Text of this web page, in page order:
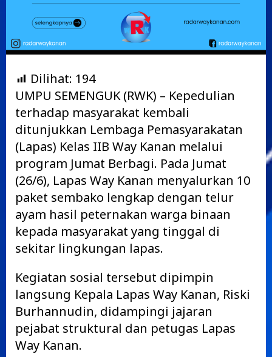
Dilihat: 194
UMPU SEMENGUK (RWK) – Kepedulian
terhadap masyarakat kembali
ditunjukkan Lembaga Pemasyarakatan
(Lapas) Kelas IIB Way Kanan melalui
program Jumat Berbagi. Pada Jumat
(26/6), Lapas Way Kanan menyalurkan 10
paket sembako lengkap dengan telur
ayam hasil peternakan warga binaan
kepada masyarakat yang tinggal di
sekitar lingkungan lapas.
Kegiatan sosial tersebut dipimpin
langsung Kepala Lapas Way Kanan, Riski
Burhannudin, didampingi jajaran
pejabat struktural dan petugas Lapas
Way Kanan.